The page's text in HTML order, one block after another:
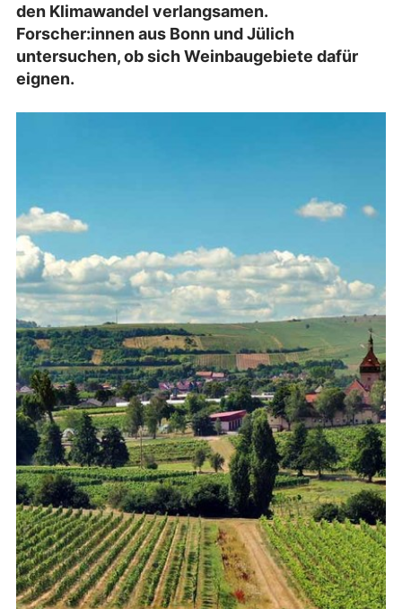
den Klimawandel verlangsamen.
Forscher:innen aus Bonn und Jülich
untersuchen, ob sich Weinbaugebiete dafür
eignen.